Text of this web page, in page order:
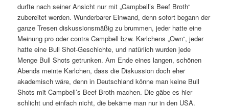
durfte nach seiner Ansicht nur mit „Campbell’s Beef Broth“
zubereitet werden. Wunderbarer Einwand, denn sofort begann der
ganze Tresen diskussionsmäßig zu brummen, jeder hatte eine
Meinung pro oder contra Campbell bzw. Karlchens „Own“, jeder
hatte eine Bull Shot-Geschichte, und natürlich wurden jede
Menge Bull Shots getrunken. Am Ende eines langen, schönen
Abends meinte Karlchen, dass die Diskussion doch eher
akademisch wäre, denn in Deutschland könne man keine Bull
Shots mit Campbell’s Beef Broth machen. Die gäbe es hier
schlicht und einfach nicht, die bekäme man nur in den USA.